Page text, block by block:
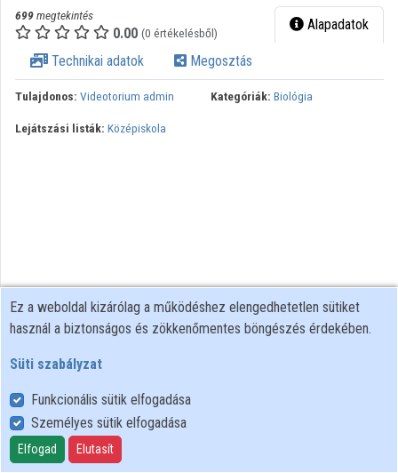
Intézményi listák
Intézmények
699megtekintés
0.00 (0 értékelésből) Alapadatok
Technikai adatok Megosztás
Tulajdonos: Videotorium admin Kategóriák: Biológia
Lejátszási listák: Középiskola
Felhasználói szabályzat
Adatkezelési tájékoztató
Süti szabályzat
Ez a weboldal kizárólag a működéshez elengedhetetlen sütiket
használ a biztonságos és zökkenőmentes böngészés érdekében.
Süti szabályzat
Funkcionális sütik elfogadása
Személyes sütik elfogadása
Elfogad Elutasít